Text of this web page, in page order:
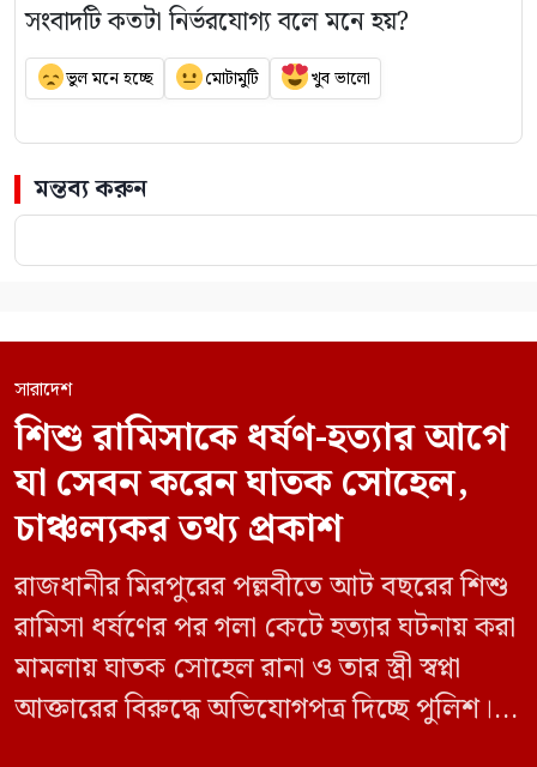
সংবাদটি কতটা নির্ভরযোগ্য বলে মনে হয়?
ভুল মনে হচ্ছে মোটামুটি খুব ভালো
মন্তব্য করুন
সারাদেশ
শিশু রামিসাকে ধর্ষণ-হত্যার আগে
যা সেবন করেন ঘাতক সোহেল,
চাঞ্চল্যকর তথ্য প্রকাশ
রাজধানীর মিরপুরের পল্লবীতে আট বছরের শিশু
রামিসা ধর্ষণের পর গলা কেটে হত্যার ঘটনায় করা
মামলায় ঘাতক সোহেল রানা ও তার স্ত্রী স্বপ্না
আক্তারের বিরুদ্ধে অভিযোগপত্র দিচ্ছে পুলিশ।